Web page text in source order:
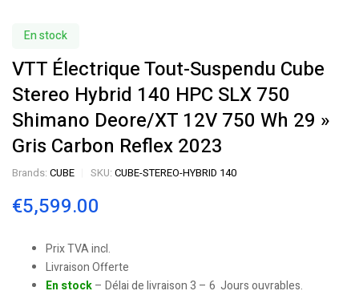
En stock
VTT Électrique Tout-Suspendu Cube
Stereo Hybrid 140 HPC SLX 750
Shimano Deore/XT 12V 750 Wh 29 »
Gris Carbon Reflex 2023
Brands: CUBE SKU: CUBE-STEREO-HYBRID 140
€5,599.00
Prix TVA incl.
Livraison Offerte
En stock– Délai de livraison 3 – 6 Jours ouvrables.